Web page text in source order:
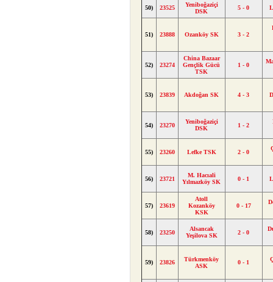
50) 23525
Yeniboğaziçi
DSK
5 - 0
51) 23888 Ozanköy SK 3 - 2
52) 23274
China Bazaar
Gençlik Gücü
TSK
1 - 0
53) 23839 Akdoğan SK 4 - 3
54) 23270
Yeniboğaziçi
DSK
1 - 2
55) 23260 Lefke TSK 2 - 0
56) 23721
M. Hacıali
Yılmazköy SK
0 - 1
57) 23619
Atoll
Kozanköy
KSK
0 - 17
58) 23250
Alsancak
Yeşilova SK
2 - 0
59) 23826
Türkmenköy
ASK
0 - 1